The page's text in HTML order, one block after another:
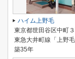
ハイム上野毛
東京都世田谷区中町
東急大井町線「上野
築35年